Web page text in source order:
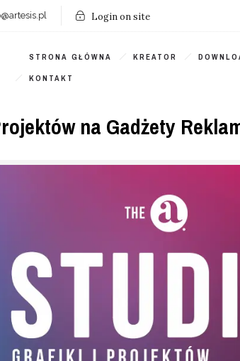
Login on site
STRONA GŁÓWNA KREATOR
KONTAKT
na Gadżety